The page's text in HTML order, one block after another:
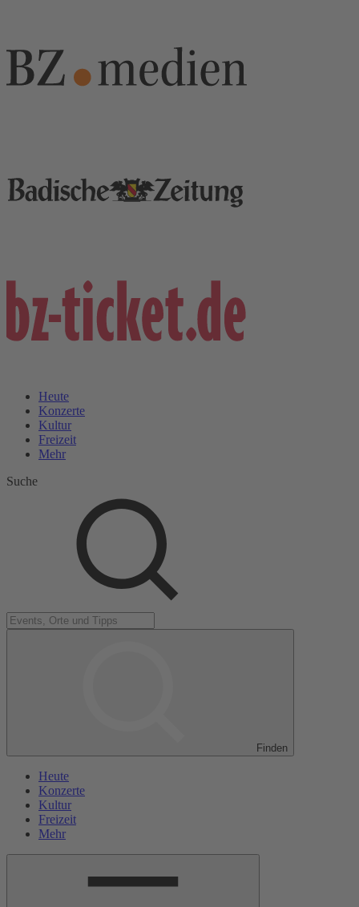
Heute
Konzerte
Kultur
Freizeit
Mehr
Suche
Finden
Heute
Konzerte
Kultur
Freizeit
Mehr